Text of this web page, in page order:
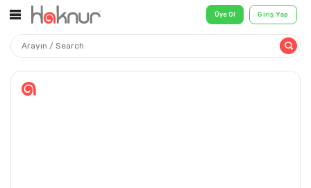
Üye Ol